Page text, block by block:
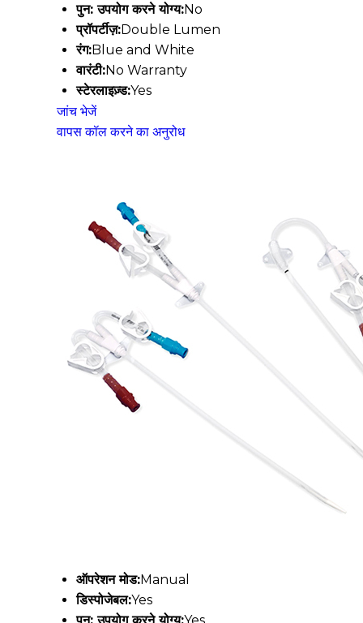
पुन: उपयोग करने योग्य:No
प्रॉपर्टीज़:Double Lumen
रंग:Blue and White
वारंटी:No Warranty
स्टेरलाइज़्ड:Yes
जांच भेजें
वापस कॉल करने का अनुरोध
ऑपरेशन मोड:Manual
डिस्पोजेबल:Yes